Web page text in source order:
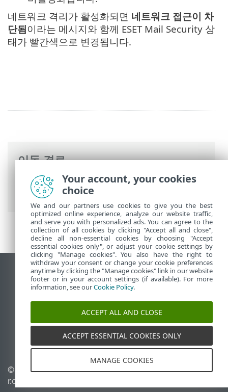
이동 경로
ESET 온라인 도움말>ESET Mail Security>
시작>모니터링> 네트워크 격리
네트워크 격리가 활성화되면 네트워크 접근이 차
단됨이라는 메시지와 함께 ESET Mail Security 상
태가 빨간색으로 변경됩니다.
데스크톱 사이트 보기
End of Life
ESET 지식 베이스
ESET Status Portal
국가별 지원
© 1992-2026ESET, spol. s
r.o. - All rights reserved.
쿠키 관리
Your account, your cookies
choice
We and our partners use cookies to give you the best
optimized online experience, analyze our website traffic,
and serve you with personalized ads. You can agree to the
collection of all cookies by clicking "Accept all and close",
decline all non-essential cookies by choosing "Accept
essential cookies only", or adjust your cookie settings by
clicking "Manage cookies". You also have the right to
withdraw your consent or change your cookie preferences
anytime by clicking the "Manage cookies" link in our website
footer or in your account settings (if available). For more
information, see ourCookie Policy.
ACCEPT ALL AND CLOSE
ACCEPT ESSENTIAL COOKIES ONLY
MANAGE COOKIES